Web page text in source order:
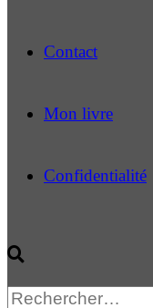
Contact
Mon livre
Confidentialité
Rechercher :